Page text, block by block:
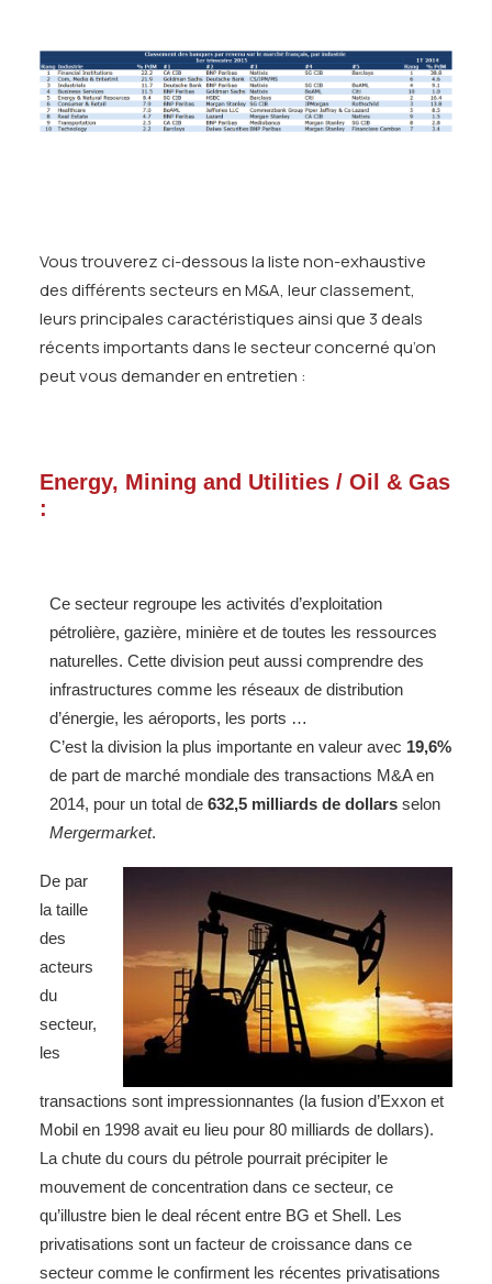
Vous trouverez ci-dessous la liste non-exhaustive
des différents secteurs en M&A, leur classement,
leurs principales caractéristiques ainsi que 3 deals
récents importants dans le secteur concerné qu’on
peut vous demander en entretien :
Energy, Mining and Utilities / Oil & Gas
:
Ce secteur regroupe les activités d’exploitation
pétrolière, gazière, minière et de toutes les ressources
naturelles. Cette division peut aussi comprendre des
infrastructures comme les réseaux de distribution
d’énergie, les aéroports, les ports …
C’est la division la plus importante en valeur avec 19,6%
de part de marché mondiale des transactions M&A en
2014, pour un total de 632,5 milliards de dollars selon
Mergermarket.
De par
la taille
des
acteurs
du
secteur,
les
transactions sont impressionnantes (la fusion d’Exxon et
Mobil en 1998 avait eu lieu pour 80 milliards de dollars).
La chute du cours du pétrole pourrait précipiter le
mouvement de concentration dans ce secteur, ce
qu’illustre bien le deal récent entre BG et Shell. Les
privatisations sont un facteur de croissance dans ce
secteur comme le confirment les récentes privatisations